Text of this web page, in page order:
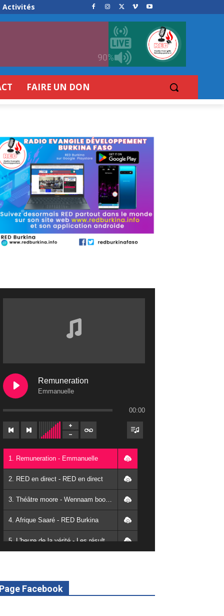
Activités
90%
FAIRE UN DON
Remuneration
Emmanuelle
00:00
1. Remuneration - Emmanuelle
2. RED en direct - RED en direct
3. Théâtre moore - Wennaam boolé - RED Burkina
4. Afrique Saaré - RED Burkina
5. L'heure de la vérité - Les résultats de la désodéissance et de l'obeissance - RED Burkina
7. SPOT 2 RED Multimédia 2022
Page Facebook